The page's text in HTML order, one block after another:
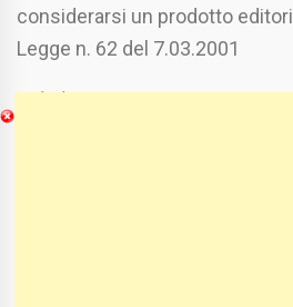
considerarsi un prodotto
Legge n. 62 del 7.03.2001
Chi Siamo